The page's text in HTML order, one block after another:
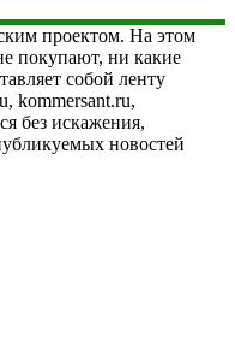
проектом. На этом
покупают, ни какие
собой ленту
kommersant.ru,
без искажения,
новостей